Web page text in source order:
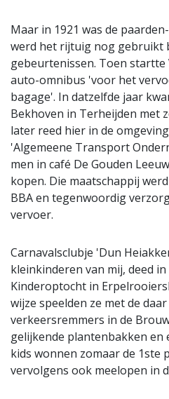
Maar in 1921 was de
werd het rijtuig nog gebruikt
gebeurtenissen. Toen startte
auto-omnibus 'voor het
bagage'. In datzelfde jaar
Bekhoven in Terheijden met
later reed hier in de
'Algemeene Transport
men in café De Gouden
kopen. Die maatschappij
BBA en tegenwoordig
vervoer.
Carnavalsclubje 'Dun
kleinkinderen van mij, deed in
Kinderoptocht in
wijze speelden ze met de
verkeersremmers in de
gelijkende plantenbakken en
kids wonnen zomaar de 1ste
vervolgens ook meelopen in